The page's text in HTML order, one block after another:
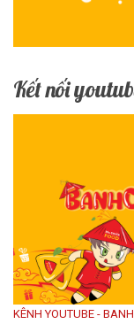
Kết nối
KÊNH YOUTUBE -